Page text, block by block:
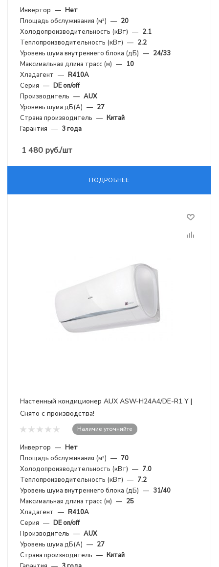
Инвертор — Нет
Площадь обслуживания (м²) — 20
Холодопроизводительность (кВт) — 2.1
Теплопроизводительность (кВт) — 2.2
Уровень шума внутреннего блока (дБ) — 24/33
Максимальная длина трасс (м) — 10
Хладагент — R410A
Серия — DE on/off
Производитель — AUX
Уровень шума дБ(А) — 27
Страна производитель — Китай
Гарантия — 3 года
1 480 руб./шт
ПОДРОБНЕЕ
Настенный кондиционер AUX ASW-H24A4/DE-R1 Y |
Снято с производства!
Наличие уточняйте
Инвертор — Нет
Площадь обслуживания (м²) — 70
Холодопроизводительность (кВт) — 7.0
Теплопроизводительность (кВт) — 7.2
Уровень шума внутреннего блока (дБ) — 31/40
Максимальная длина трасс (м) — 25
Хладагент — R410A
Серия — DE on/off
Производитель — AUX
Уровень шума дБ(А) — 27
Страна производитель — Китай